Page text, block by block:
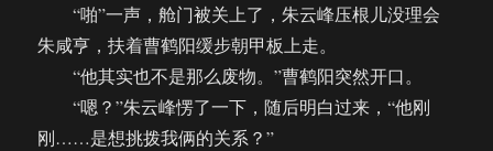
“啪”一声，舱门被关上了，朱云峰压根儿没理会
朱咸亨，扶着曹鹤阳缓步朝甲板上走。
“他其实也不是那么废物。”曹鹤阳突然开口。
“嗯？”朱云峰愣了一下，随后明白过来，“他刚
刚……是想挑拨我俩的关系？”